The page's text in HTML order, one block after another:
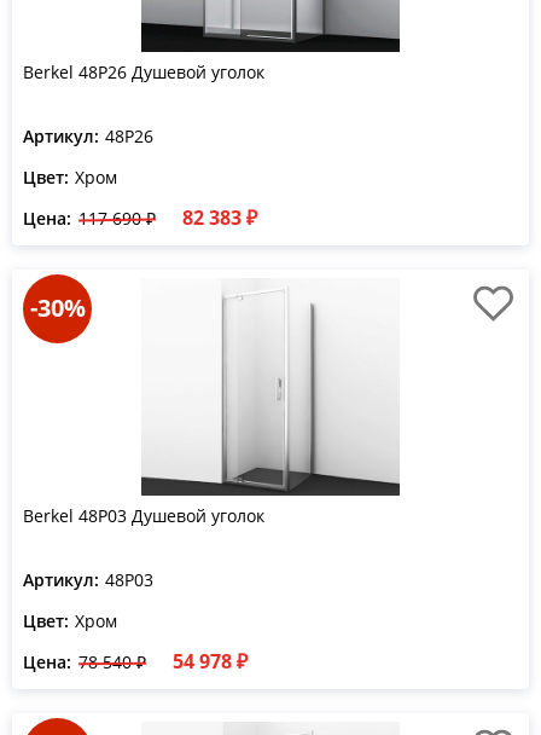
Berkel 48P26 Душевой уголок
Артикул: 48P26
Цвет: Хром
Цена: 117 690 ₽ 82 383 ₽
-30%
Berkel 48P03 Душевой уголок
Артикул: 48P03
Цвет: Хром
Цена: 78 540 ₽ 54 978 ₽